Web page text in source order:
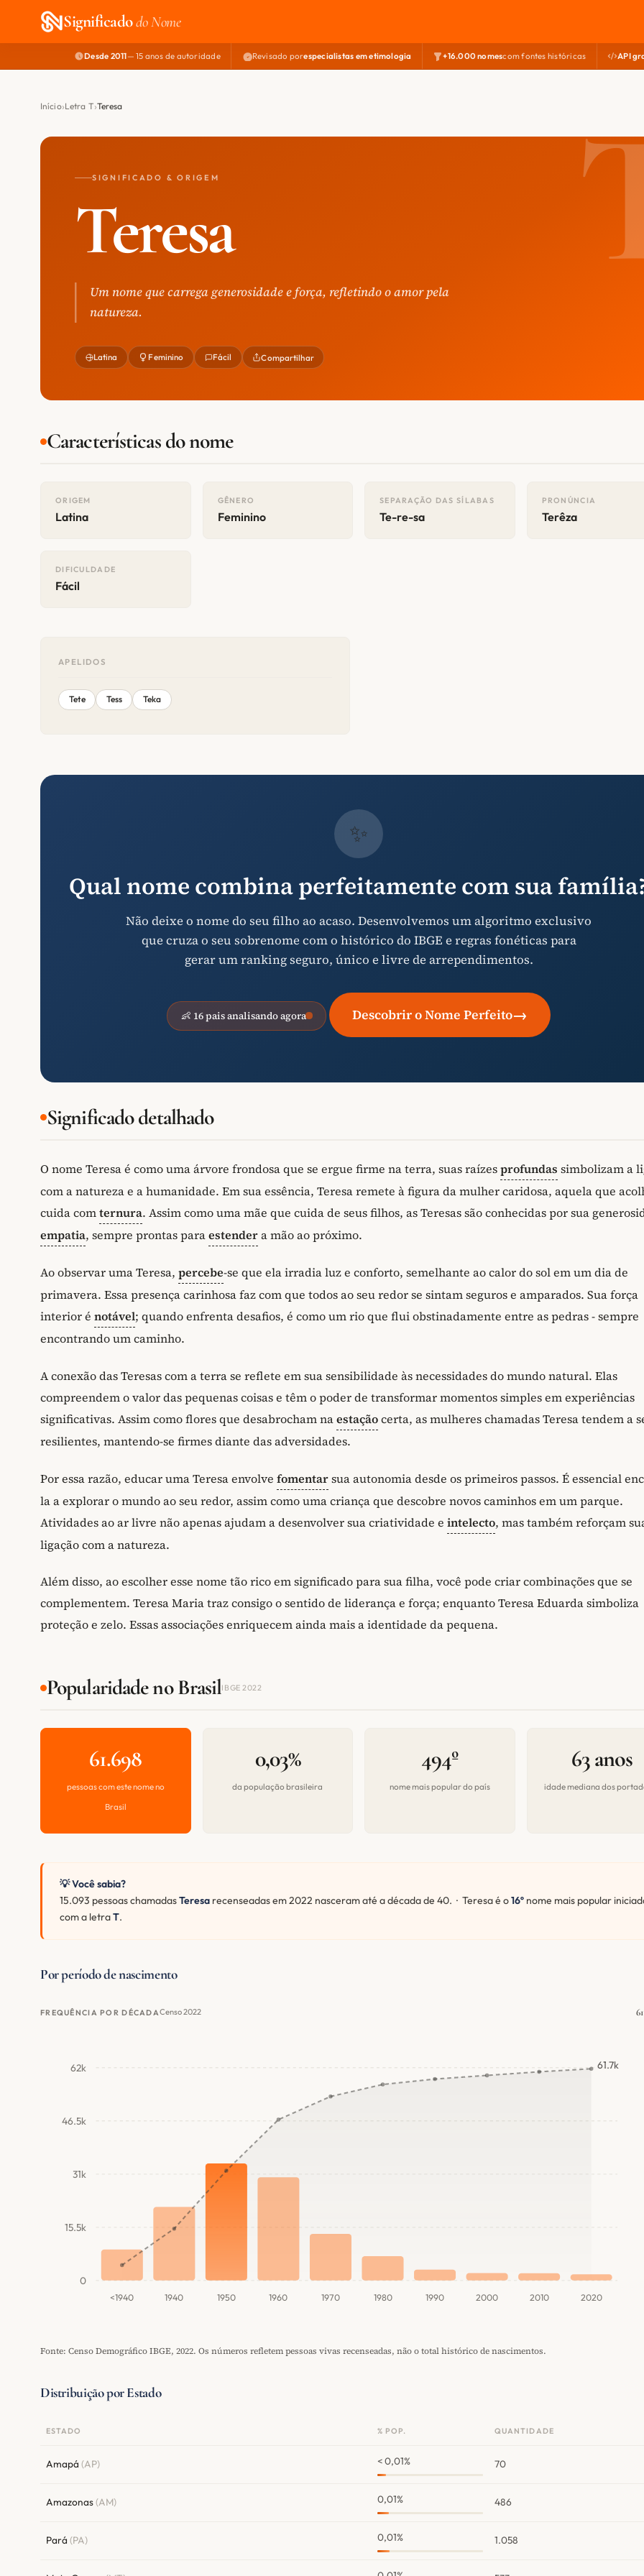
Significadodo Nome
Desde 2011— 15 anos de autoridade Revisado porespecialistas em etimologia +16.000 nomescom fontes históricas API
Início Letra T Teresa
SIGNIFICADO & ORIGEM
Teresa
Um nome que carrega generosidade e força, refletindo o amor pela
natureza.
Latina Feminino Fácil Compartilhar
Características do nome
ORIGEM
Latina
GÊNERO
Feminino
SEPARAÇÃO DAS SÍLABAS
Te-re-sa
PRONÚNCIA
Terêza
DIFICULDADE
Fácil
APELIDOS
Tete Tess Teka
✨
Qual nome combina perfeitamente com sua
Não deixe o nome do seu filho ao acaso. Desenvolvemos um algoritmo exclusivo
que cruza o seu sobrenome com o histórico do IBGE e regras fonéticas para
gerar um ranking seguro, único e livre de arrependimentos.
👶 16 pais analisando agora Descobrir o Nome Perfeito→
Significado detalhado
O nome Teresa é como uma árvore frondosa que se ergue firme na terra, suas raízesprofundas simbolizam a
com a natureza e a humanidade. Em sua essência, Teresa remete à figura da mulher caridosa, aquela que
cuida comternura. Assim como uma mãe que cuida de seus filhos, as Teresas são conhecidas por sua
empatia, sempre prontas paraestendera mão ao próximo.
Ao observar uma Teresa, percebe-se que ela irradia luz e conforto, semelhante ao calor do sol em um dia de
primavera. Essa presença carinhosa faz com que todos ao seu redor se sintam seguros e amparados. Sua força
interior é notável; quando enfrenta desafios, é como um rio que flui obstinadamente entre as pedras - sempre
encontrando um caminho.
A conexão das Teresas com a terra se reflete em sua sensibilidade às necessidades do mundo natural. Elas
compreendem o valor das pequenas coisas e têm o poder de transformar momentos simples em experiências
significativas. Assim como flores que desabrocham naestaçãocerta, as mulheres chamadas Teresa tendem a
resilientes, mantendo-se firmes diante das adversidades.
Por essa razão, educar uma Teresa envolve fomentarsua autonomia desde os primeiros passos. É essencial
la a explorar o mundo ao seu redor, assim como uma criança que descobre novos caminhos em um parque.
Atividades ao ar livre não apenas ajudam a desenvolver sua criatividade e intelecto, mas também reforçam
ligação com a natureza.
Além disso, ao escolher esse nome tão rico em significado para sua filha, você pode criar combinações que se
complementem. Teresa Maria traz consigo o sentido de liderança e força; enquanto Teresa Eduarda simboliza
proteção e zelo. Essas associações enriquecem ainda mais a identidade da pequena.
Popularidade no BrasilIBGE 2022
61.698
pessoas com este nome no
Brasil
0,03%
da população brasileira
494º
nome mais popular do país
63 anos
idade mediana dos
💡 Você sabia?
15.093 pessoas chamadasTeresa recenseadas em 2022 nasceram até a década de 40. · Teresa é o16º nome mais popular
com a letraT.
Por período de nascimento
FREQUÊNCIA POR DÉCADACenso 2022
0
15.5k
31k
46.5k
62k
<1940 1940 1950 1960 1970 1980 1990 2000 2010 2020
61.7k
Fonte: Censo Demográfico IBGE, 2022. Os números refletem pessoas vivas recenseadas, não o total histórico de nascimentos.
Distribuição por Estado
ESTADO % POP. QUANTIDADE
Amapá (AP) < 0,01% 70
Amazonas(AM) 0,01% 486
Pará (PA) 0,01% 1.058